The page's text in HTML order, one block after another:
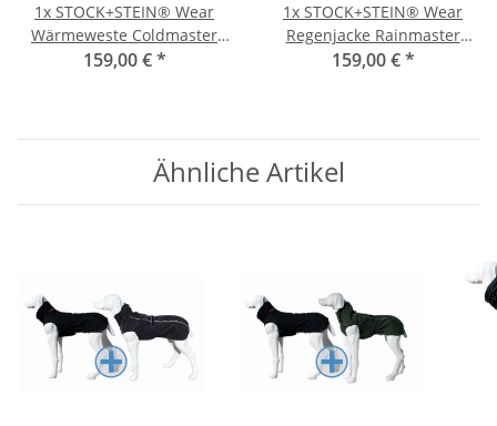
1x STOCK+STEIN® Wear
Wärmeweste Coldmaster
black XXS
159,00 €*
1x STOCK+STEIN® Wear
Regenjacke Rainmaster
Chocolate dunkelbraun XXS
159,00 €*
Ähnliche Artikel